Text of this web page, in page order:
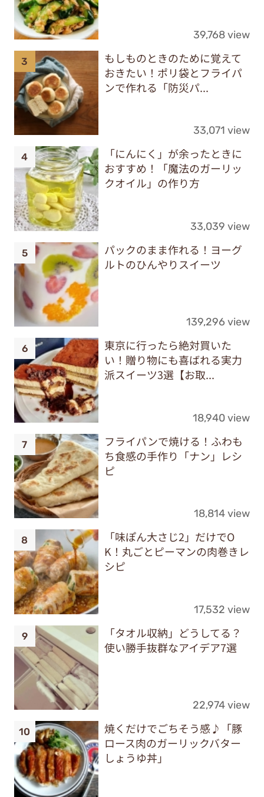
39,768 view
もしものときのために覚えて
おきたい！ポリ袋とフライパ
ンで作れる「防災パ...
33,071 view
「にんにく」が余ったときに
おすすめ！「魔法のガーリッ
クオイル」の作り方
33,039 view
パックのまま作れる！ヨーグ
ルトのひんやりスイーツ
139,296 view
東京に行ったら絶対買いた
い！贈り物にも喜ばれる実力
派スイーツ3選【お取...
18,940 view
フライパンで焼ける！ふわも
ち食感の手作り「ナン」レシ
ピ
18,814 view
「味ぽん大さじ2」だけでO
K！丸ごとピーマンの肉巻きレ
シピ
17,532 view
「タオル収納」どうしてる？
使い勝手抜群なアイデア7選
22,974 view
焼くだけでごちそう感♪「豚
ロース肉のガーリックバター
しょうゆ丼」